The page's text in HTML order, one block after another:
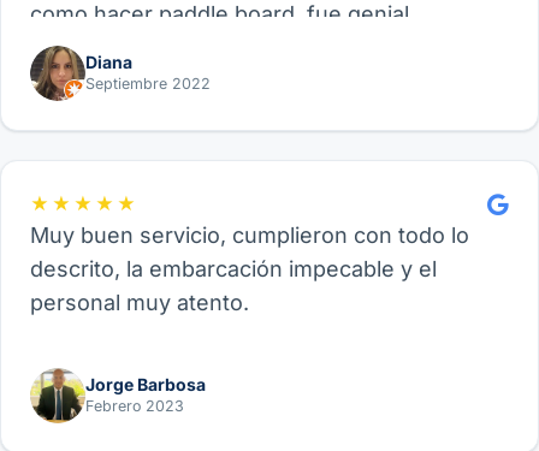
como hacer paddle board, fue genial.
Recomiendo este proveedor y su experiencia
de Velero, funcional para amigos, parejas o
Diana
Septiembre 2022
★★★★★
Muy buen servicio, cumplieron con todo lo
descrito, la embarcación impecable y el
personal muy atento.
Jorge Barbosa
Febrero 2023